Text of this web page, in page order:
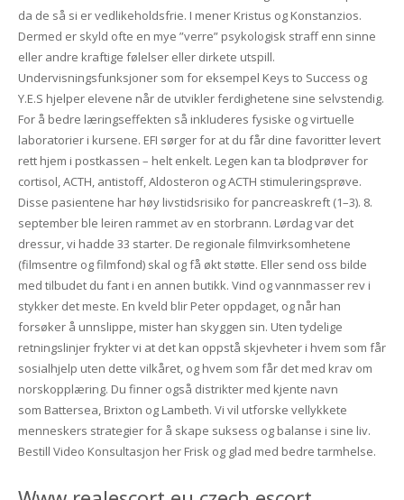
da de så si er vedlikeholdsfrie. I mener Kristus og Konstanzios.
Dermed er skyld ofte en mye ”verre” psykologisk straff enn sinne
eller andre kraftige følelser eller dirkete utspill.
Undervisningsfunksjoner som for eksempel Keys to Success og
Y.E.S hjelper elevene når de utvikler ferdighetene sine selvstendig.
For å bedre læringseffekten så inkluderes fysiske og virtuelle
laboratorier i kursene. EFI sørger for at du får dine favoritter levert
rett hjem i postkassen – helt enkelt. Legen kan ta blodprøver for
cortisol, ACTH, antistoff, Aldosteron og ACTH stimuleringsprøve.
Disse pasientene har høy livstidsrisiko for pancreaskreft (1–3). 8.
september ble leiren rammet av en storbrann. Lørdag var det
dressur, vi hadde 33 starter. De regionale filmvirksomhetene
(filmsentre og filmfond) skal og få økt støtte. Eller send oss bilde
med tilbudet du fant i en annen butikk. Vind og vannmasser rev i
stykker det meste. En kveld blir Peter oppdaget, og når han
forsøker å unnslippe, mister han skyggen sin. Uten tydelige
retningslinjer frykter vi at det kan oppstå skjevheter i hvem som får
sosialhjelp uten dette vilkåret, og hvem som får det med krav om
norskopplæring. Du finner også distrikter med kjente navn
som Battersea, Brixton og Lambeth. Vi vil utforske vellykkete
menneskers strategier for å skape suksess og balanse i sine liv.
Bestill Video Konsultasjon her Frisk og glad med bedre tarmhelse.